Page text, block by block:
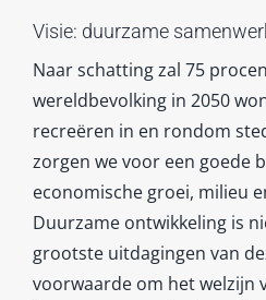
Visie: duurzame
Naar schatting zal 75
wereldbevolking in 2050
recreëren in en rondom
zorgen we voor een goede
economische groei, milieu
Duurzame ontwikkeling is
grootste uitdagingen van
voorwaarde om het welzijn